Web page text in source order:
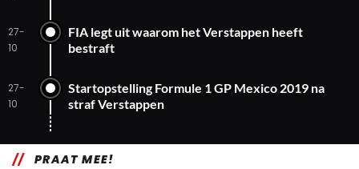
27-
10
FIA legt uit waarom het Verstappen heeft
bestraft
27-
10
Startopstelling Formule 1 GP Mexico 2019 na
straf Verstappen
PRAAT MEE!